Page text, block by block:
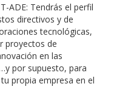
ADE: Tendrás el perfil
directivos y de
tecnológicas,
proyectos de
en las
por supuesto, para
propia empresa en el